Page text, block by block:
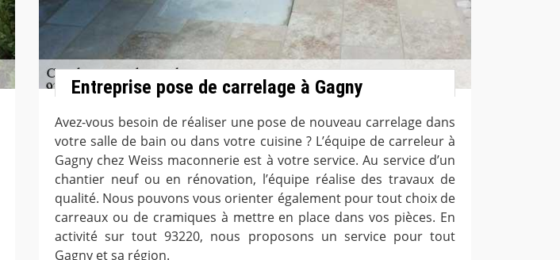
Entreprise pose de carrelage à Gagny
Avez-vous besoin de réaliser une pose de nouveau carrelage dans
votre salle de bain ou dans votre cuisine ? L’équipe de carreleur à
Gagny chez Weiss maconnerie est à votre service. Au service d’un
chantier neuf ou en rénovation, l’équipe réalise des travaux de
qualité. Nous pouvons vous orienter également pour tout choix de
carreaux ou de cramiques à mettre en place dans vos pièces. En
activité sur tout 93220, nous proposons un service pour tout
Gagny et sa région.